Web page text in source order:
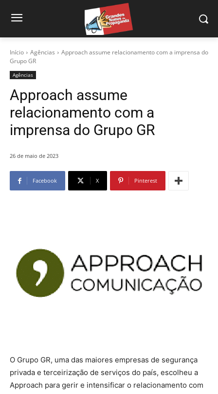
Início Agências
Approach assume relacionamento com a imprensa do
Grupo GR
Agências
Approach assume
relacionamento com a
imprensa do Grupo GR
26 de maio de 2023
Facebook X Pinterest
O Grupo GR, uma das maiores empresas de segurança
privada e terceirização de serviços do país, escolheu a
Approach para gerir e intensificar o relacionamento com